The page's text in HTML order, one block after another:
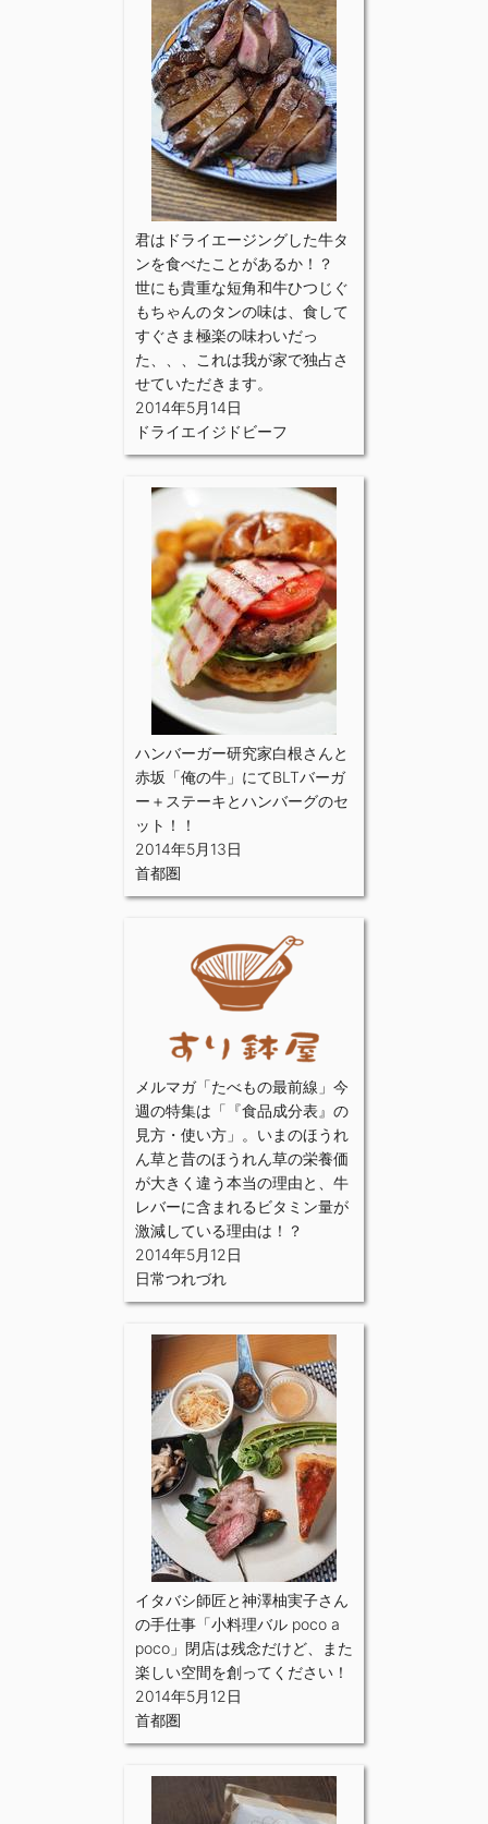
君はドライエージングした牛タ
ンを食べたことがあるか！？
世にも貴重な短角和牛ひつじぐ
もちゃんのタンの味は、食して
すぐさま極楽の味わいだっ
た、、、これは我が家で独占さ
せていただきます。
2014年5月14日
ドライエイジドビーフ
ハンバーガー研究家白根さんと
赤坂「俺の牛」にてBLTバーガ
ー＋ステーキとハンバーグのセ
ット！！
2014年5月13日
首都圏
メルマガ「たべもの最前線」今
週の特集は「『食品成分表』の
見方・使い方」。いまのほうれ
ん草と昔のほうれん草の栄養価
が大きく違う本当の理由と、牛
レバーに含まれるビタミン量が
激減している理由は！？
2014年5月12日
日常つれづれ
イタバシ師匠と神澤柚実子さん
の手仕事「小料理バル poco a
poco」閉店は残念だけど、また
楽しい空間を創ってください！
2014年5月12日
首都圏